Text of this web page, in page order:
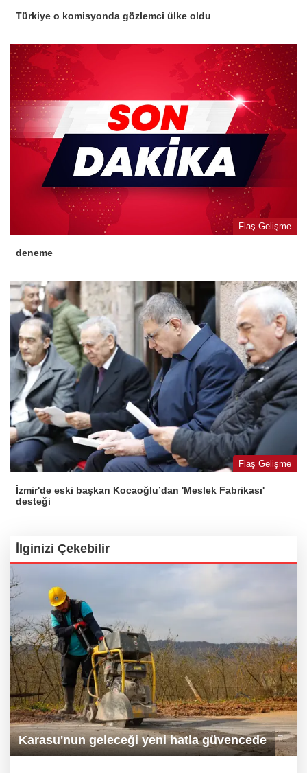
Türkiye o komisyonda gözlemci ülke oldu
Flaş Gelişme
deneme
Flaş Gelişme
İzmir'de eski başkan Kocaoğlu’dan 'Meslek Fabrikası'
desteği
İlginizi Çekebilir
Karasu'nun geleceği yeni hatla güvencede